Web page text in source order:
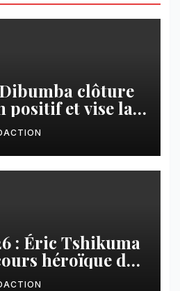
Dibumba clôture
positif et vise la
saison 2026-
: Éric Tshikuma
héroïque des